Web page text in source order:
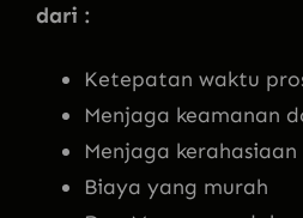
dari :
Ketepatan waktu
Menjaga keamanan
Menjaga
Biaya yang murah